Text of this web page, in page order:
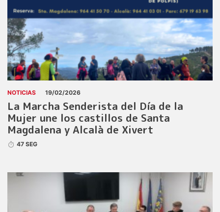
NOTICIAS 19/02/2026
La Marcha Senderista del Día de la
Mujer une los castillos de Santa
Magdalena y Alcalà de Xivert
47 SEG